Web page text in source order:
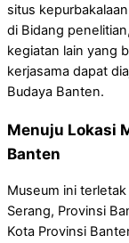
situs
di Bidang
kegiatan lain yang
kerjasama dapat
Budaya Banten.
Menuju Lokasi
Banten
Museum ini
Serang, Provinsi
Kota Provinsi